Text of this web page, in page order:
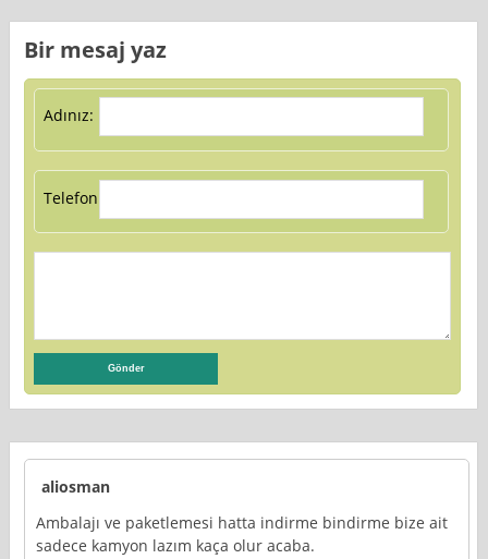
Bir mesaj yaz
Adınız:
Telefon:
aliosman
Ambalajı ve paketlemesi hatta indirme bindirme bize ait
sadece kamyon lazım kaça olur acaba.